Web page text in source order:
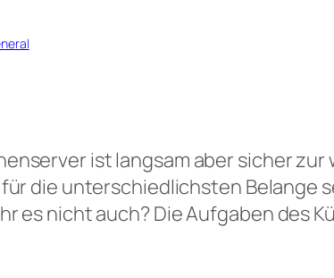
ist langsam aber sicher
die unterschiedlichsten Belange
es nicht auch? Die Aufgaben des